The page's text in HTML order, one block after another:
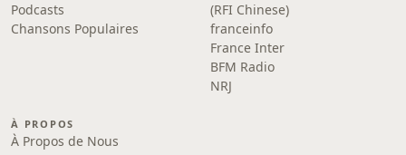
Podcasts
Chansons Populaires
(RFI Chinese)
franceinfo
France Inter
BFM Radio
NRJ
À PROPOS
À Propos de Nous